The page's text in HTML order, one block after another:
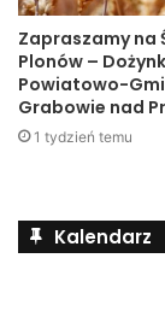
Zapraszamy na
Plonów –
Powiatowo-
Grabowie nad
1 tydzień temu
Kalendarz